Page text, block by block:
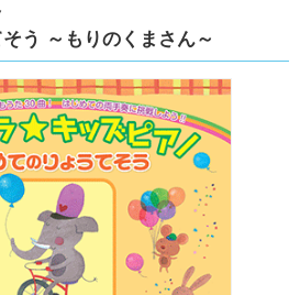
う ～もりのくまさん～